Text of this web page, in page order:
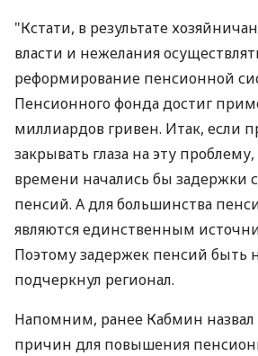
"Кстати, в результате
власти и нежелания
реформирование пенсионной
Пенсионного фонда достиг
миллиардов гривен. Итак, если
закрывать глаза на эту
времени начались бы задержки
пенсий. А для большинства
являются единственным
Поэтому задержек пенсий быть
подчеркнул регионал.
Напомним, ранее Кабмин назвал
причин для повышения